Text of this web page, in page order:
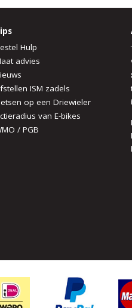
Hulp
advies
ISM zadels
op een Driewieler
van E-bikes
/ PGB